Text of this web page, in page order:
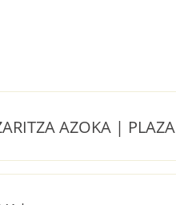
AZOKA | PLAZA